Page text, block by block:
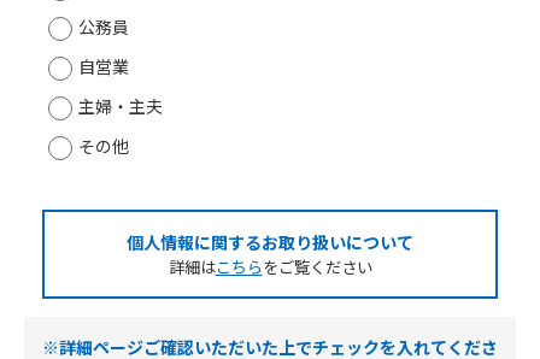
公務員
自営業
主婦・主夫
その他
個人情報に関するお取り扱いについて
詳細はこちらをご覧ください
※詳細ページご確認いただいた上でチェックを入れてくださ